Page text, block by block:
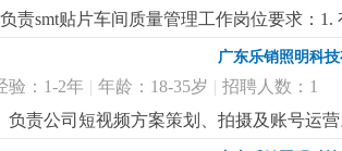
责smt贴片车间质量管理工作岗位要求：
流焊等核心流程，熟悉 smt 产品（pcb 板
虚焊、连锡、元器件偏移、极性反置等常
万用表、示波器、aoi（自动光学检测）
，包吃、包住，绩效奖、年终奖，月休2天
广东乐销照明科
验：1-2年 | 年龄：18-35岁 | 招聘人数：1
负责公司短视频方案策划、拍摄及账号运
立运营和维护公司旗下抖音及其他短视频